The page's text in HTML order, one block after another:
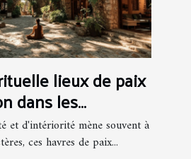
lieux de paix
dans les
France
et d'intériorité mène souvent à
ces havres de paix...